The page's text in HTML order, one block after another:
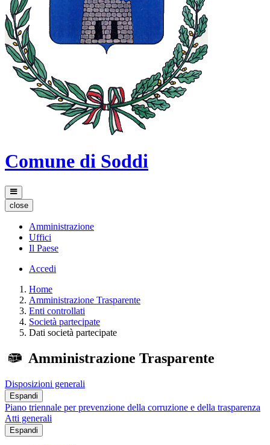
Comune di Soddi
close
Amministrazione
Uffici
Il Paese
Accedi
Home
Amministrazione Trasparente
Enti controllati
Società partecipate
Dati società partecipate
Amministrazione Trasparente
Disposizioni generali
Espandi
Piano triennale per prevenzione della corruzione e della trasparenza
Atti generali
Espandi